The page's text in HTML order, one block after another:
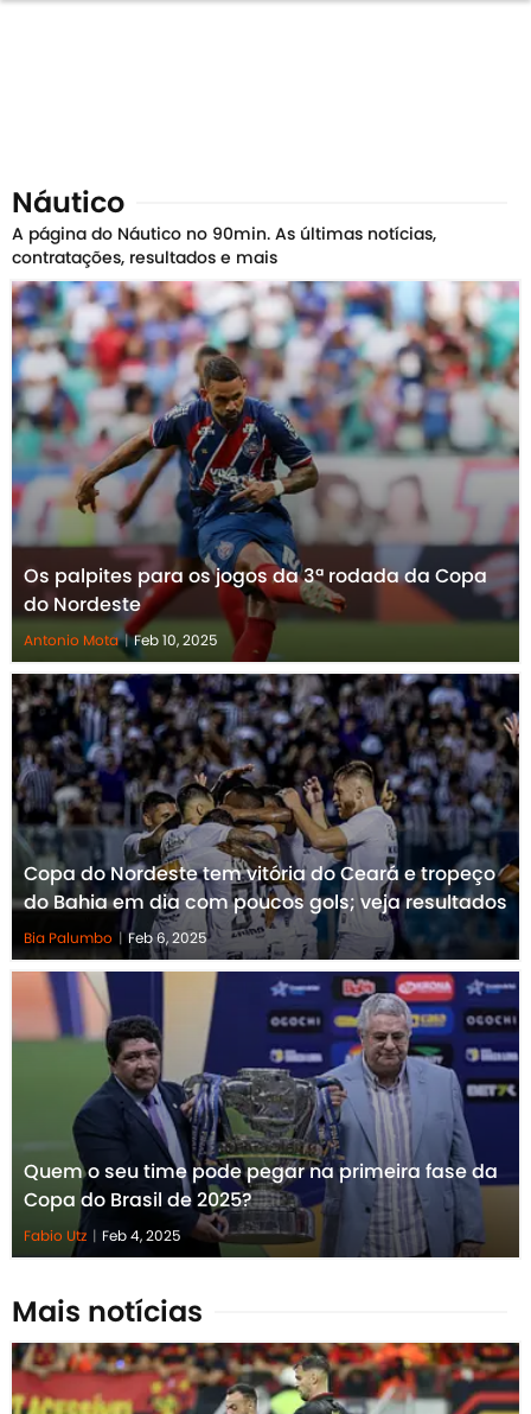
Náutico
A página do Náutico no 90min. As últimas notícias,
contratações, resultados e mais
Os palpites para os jogos da 3ª rodada da Copa
do Nordeste
Antonio Mota | Feb 10, 2025
Copa do Nordeste tem vitória do Ceará e tropeço
do Bahia em dia com poucos gols; veja resultados
Bia Palumbo | Feb 6, 2025
Quem o seu time pode pegar na primeira fase da
Copa do Brasil de 2025?
Fabio Utz | Feb 4, 2025
Mais notícias